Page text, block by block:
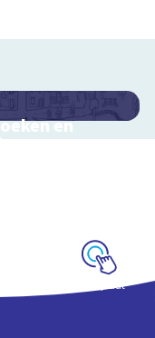
en
met
Schoolplaat